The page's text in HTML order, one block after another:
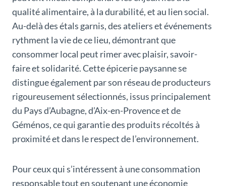
qualité alimentaire, à la durabilité, et au lien social.
Au-delà des étals garnis, des ateliers et événements
rythment la vie de ce lieu, démontrant que
consommer local peut rimer avec plaisir, savoir-
faire et solidarité. Cette épicerie paysanne se
distingue également par son réseau de producteurs
rigoureusement sélectionnés, issus principalement
du Pays d’Aubagne, d’Aix-en-Provence et de
Géménos, ce qui garantie des produits récoltés à
proximité et dans le respect de l’environnement.
Pour ceux qui s’intéressent à une consommation
responsable tout en soutenant une économie